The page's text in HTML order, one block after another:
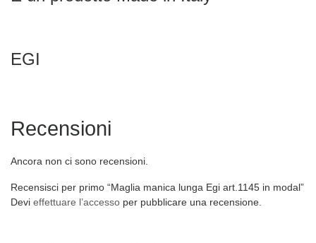
EGI
Recensioni
Ancora non ci sono recensioni.
Recensisci per primo “Maglia manica lunga Egi art.1145 in modal”
Devi effettuare l’accesso per pubblicare una recensione.